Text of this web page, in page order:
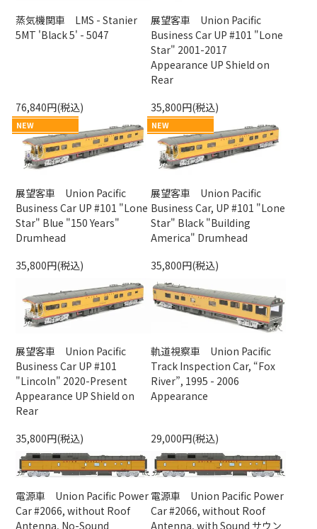
蒸気機関車 LMS - Stanier
5MT 'Black 5' - 5047
76,840円(税込)
展望客車 Union Pacific
Business Car UP #101 "Lone
Star" 2001-2017
Appearance UP Shield on
Rear
35,800円(税込)
NEW
展望客車 Union Pacific
Business Car UP #101 "Lone
Star" Blue "150 Years"
Drumhead
35,800円(税込)
NEW
展望客車 Union Pacific
Business Car, UP #101 "Lone
Star" Black "Building
America" Drumhead
35,800円(税込)
展望客車 Union Pacific
Business Car UP #101
"Lincoln" 2020-Present
Appearance UP Shield on
Rear
35,800円(税込)
軌道視察車 Union Pacific
Track Inspection Car, “Fox
River”, 1995 - 2006
Appearance
29,000円(税込)
電源車 Union Pacific Power
Car #2066, without Roof
Antenna, No-Sound
電源車 Union Pacific Power
Car #2066, without Roof
Antenna, with Sound サウン